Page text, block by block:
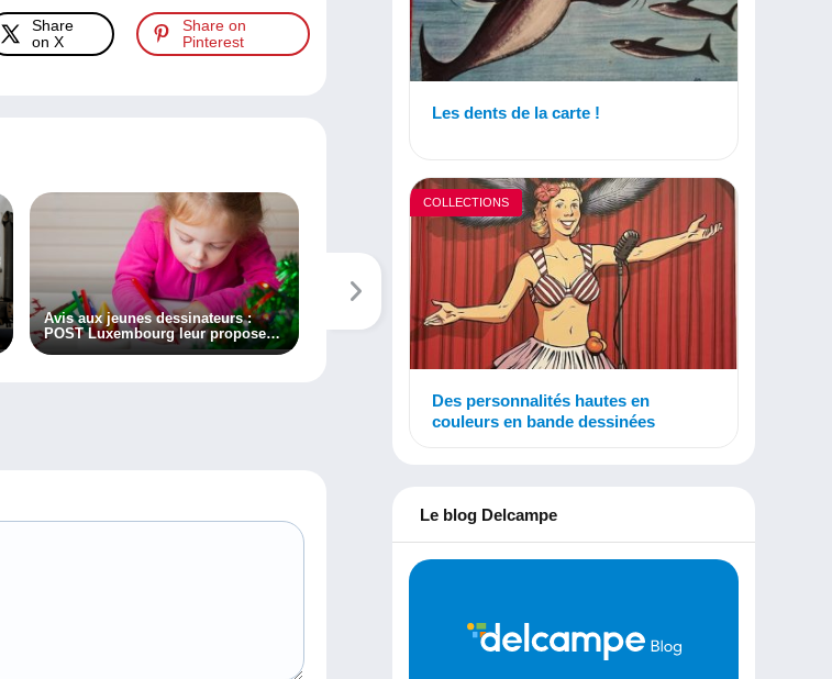
Share
on X
Share on
Pinterest
Avis aux jeunes dessinateurs :
POST Luxembourg leur propose
de dessiner le timbre officiel
Les dents de la carte !
COLLECTIONS
Des personnalités hautes en
couleurs en bande dessinées
Le blog Delcampe